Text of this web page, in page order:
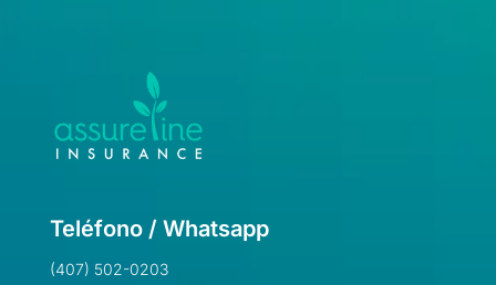
Teléfono / Whatsapp
(407) 502-0203